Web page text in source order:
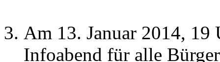
Am 13. Januar 2014,
Infoabend für alle